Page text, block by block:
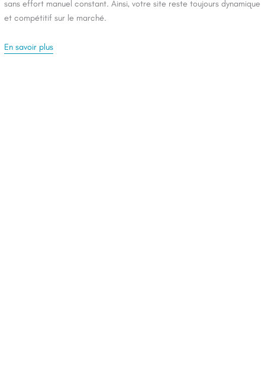
sans effort manuel constant. Ainsi, votre site reste toujours dynamique
et compétitif sur le marché.
En savoir plus